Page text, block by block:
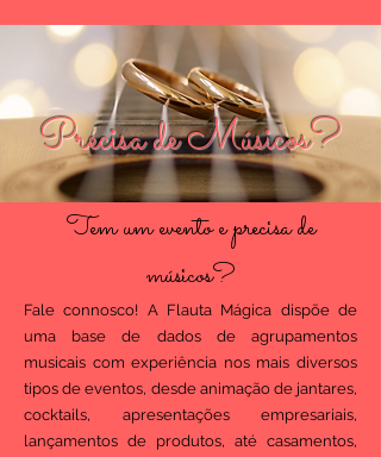
Precisa de Músicos?
Tem um evento e precisa de
músicos?
Fale connosco! A Flauta Mágica dispõe de
uma base de dados de agrupamentos
musicais com experiência nos mais diversos
tipos de eventos, desde animação de jantares,
cocktails, apresentações empresariais,
lançamentos de produtos, até casamentos,